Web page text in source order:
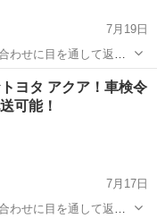
7月19日
わせに目を通して返信
ください😊 ◆出品
車両
ヨタ アクア！車検令
可能！
7月17日
わせに目を通して返信